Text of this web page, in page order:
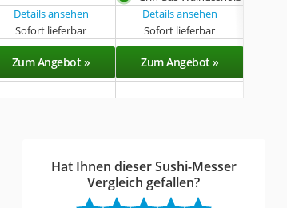
Details ansehen Details ansehen
Sofort lieferbar Sofort lieferbar
Zum Angebot » Zum Angebot »
Hat Ihnen dieser Sushi-Messer
Vergleich gefallen?